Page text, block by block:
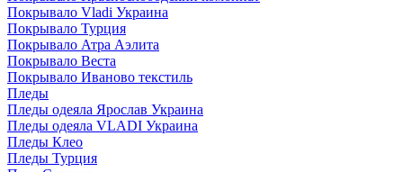
Покрывало Vladi Украина
Покрывало Турция
Покрывало Атра Аэлита
Покрывало Веста
Покрывало Иваново текстиль
Пледы
Пледы одеяла Ярослав Украина
Пледы одеяла VLADI Украина
Пледы Клео
Пледы Турция